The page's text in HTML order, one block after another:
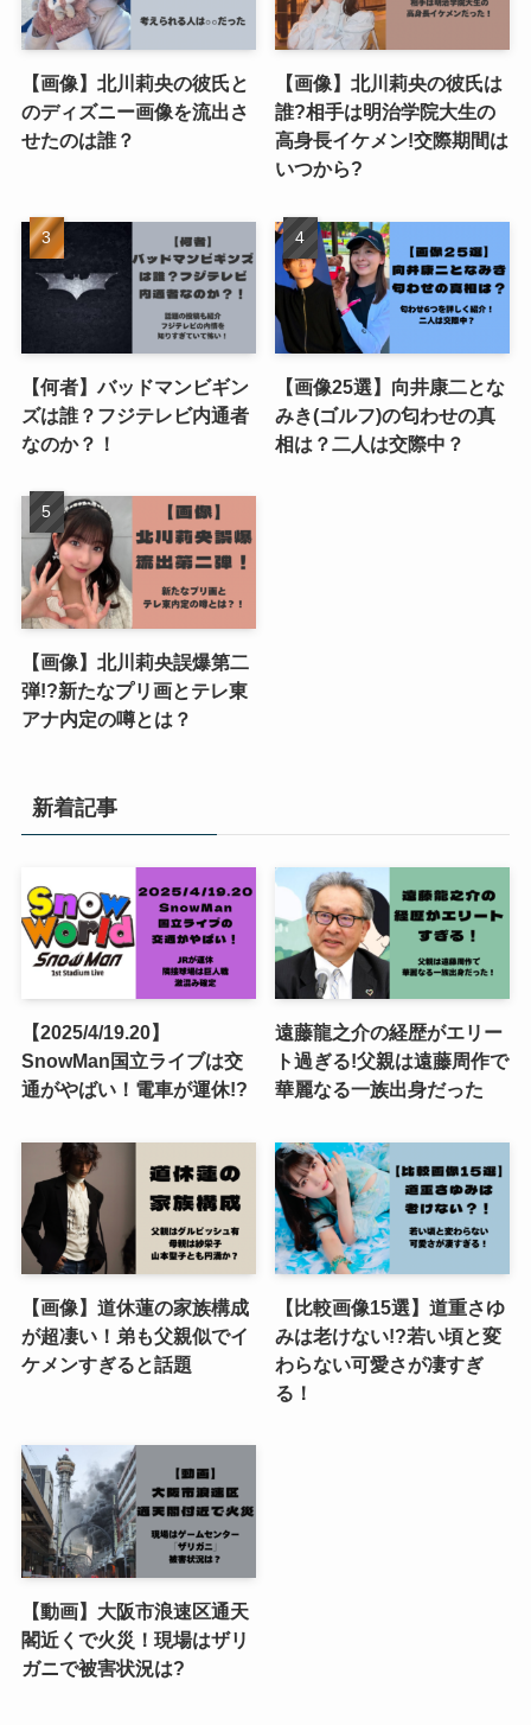
【画像】北川莉央の彼氏と
のディズニー画像を流出さ
せたのは誰？
【画像】北川莉央の彼氏は
誰?相手は明治学院大生の
高身長イケメン!交際期間は
いつから?
【何者】バッドマンビギン
ズは誰？フジテレビ内通者
なのか？！
【画像25選】向井康二とな
みき(ゴルフ)の匂わせの真
相は？二人は交際中？
【画像】北川莉央誤爆第二
弾!?新たなプリ画とテレ東
アナ内定の噂とは？
新着記事
【2025/4/19.20】
SnowMan国立ライブは交
通がやばい！電車が運休!?
遠藤龍之介の経歴がエリー
ト過ぎる!父親は遠藤周作で
華麗なる一族出身だった
【画像】道休蓮の家族構成
が超凄い！弟も父親似でイ
ケメンすぎると話題
【比較画像15選】道重さゆ
みは老けない!?若い頃と変
わらない可愛さが凄すぎ
る！
【動画】大阪市浪速区通天
閣近くで火災！現場はザリ
ガニで被害状況は?